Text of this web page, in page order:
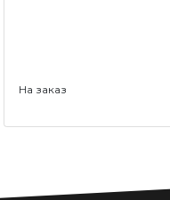
На заказ